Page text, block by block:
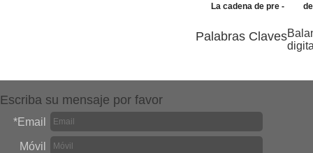
La cadena de pre -
Palabras Claves
Escriba su mensaje por favor
*Email
Móvil